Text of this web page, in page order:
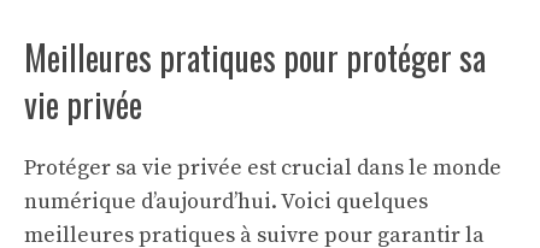
Meilleures pratiques pour protéger sa
vie privée
Protéger sa vie privée est crucial dans le monde
numérique d’aujourd’hui. Voici quelques
meilleures pratiques à suivre pour garantir la